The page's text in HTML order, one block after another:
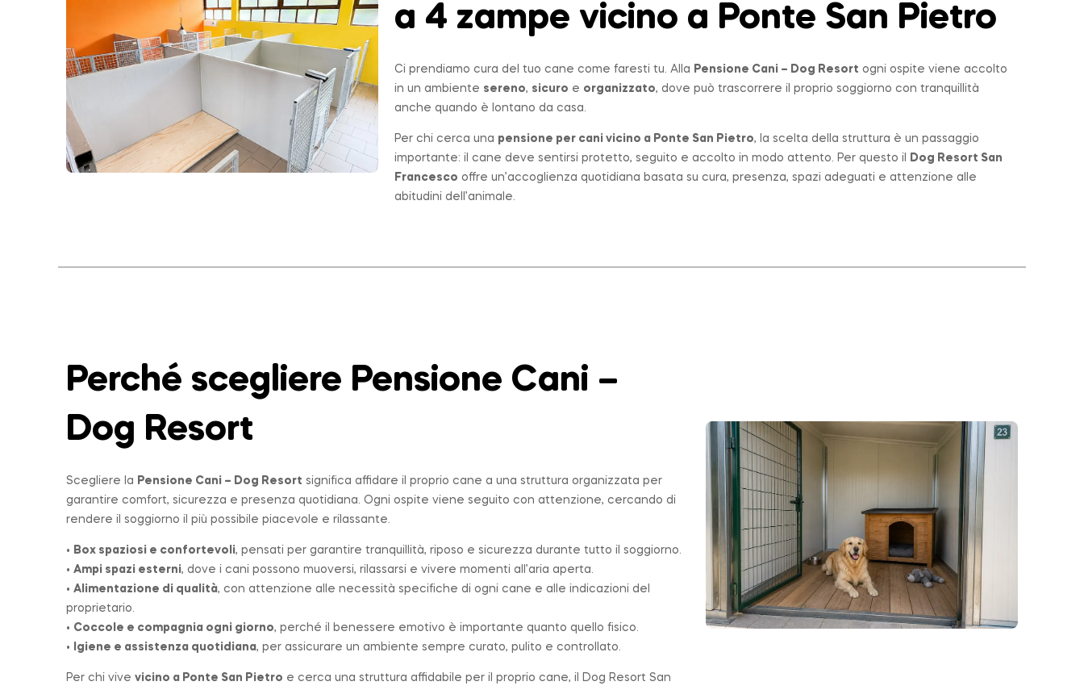
a 4 zampe vicino a Ponte San Pietro
Ci prendiamo cura del tuo cane come faresti tu. Alla Pensione Cani – Dog Resort ogni ospite viene accolto
in un ambiente sereno, sicuro e organizzato, dove può trascorrere il proprio soggiorno con tranquillità
anche quando è lontano da casa.
Per chi cerca una pensione per cani vicino a Ponte San Pietro, la scelta della struttura è un passaggio
importante: il cane deve sentirsi protetto, seguito e accolto in modo attento. Per questo il
Dog Resort San
Francesco offre un’accoglienza quotidiana basata su cura, presenza, spazi adeguati e attenzione alle
abitudini dell’animale.
Perché scegliere Pensione Cani –
Dog Resort
Scegliere la Pensione Cani – Dog Resort significa affidare il proprio cane a una struttura organizzata per
garantire comfort, sicurezza e presenza quotidiana. Ogni ospite viene seguito con attenzione, cercando di
rendere il soggiorno il più possibile piacevole e rilassante.
• Box spaziosi e confortevoli, pensati per garantire tranquillità, riposo e sicurezza durante tutto il soggiorno.
• Ampi spazi esterni, dove i cani possono muoversi, rilassarsi e vivere momenti all’aria aperta.
• Alimentazione di qualità, con attenzione alle necessità specifiche di ogni cane e alle indicazioni del
proprietario.
• Coccole e compagnia ogni giorno, perché il benessere emotivo è importante quanto quello fisico.
•
Igiene e assistenza quotidiana, per assicurare un ambiente sempre curato, pulito e controllato.
Per chi vive vicino a Ponte San Pietro e cerca una struttura affidabile per il proprio cane, il Dog Resort San